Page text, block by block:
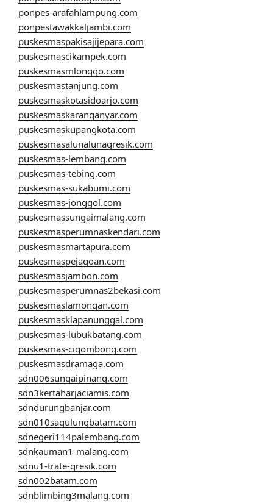
ponpes-arafahlampung.com
ponpestawakkaljambi.com
puskesmaspakisajijepara.com
puskesmascikampek.com
puskesmasmlonggo.com
puskesmastanjung.com
puskesmaskotasidoarjo.com
puskesmaskaranganyar.com
puskesmaskupangkota.com
puskesmasalunalunagresik.com
puskesmas-lembang.com
puskesmas-tebing.com
puskesmas-sukabumi.com
puskesmas-jonggol.com
puskesmassungaimalang.com
puskesmasperumnaskendari.com
puskesmasmartapura.com
puskesmaspejagoan.com
puskesmasjambon.com
puskesmasperumnas2bekasi.com
puskesmaslamongan.com
puskesmasklapanunggal.com
puskesmas-lubukbatang.com
puskesmas-cigombong.com
puskesmasdramaga.com
sdn006sungaipinang.com
sdn3kertaharjaciamis.com
sdndurungbanjar.com
sdn010sagulungbatam.com
sdnegeri114palembang.com
sdnkauman1-malang.com
sdnu1-trate-gresik.com
sdn002batam.com
sdnblimbing3malang.com